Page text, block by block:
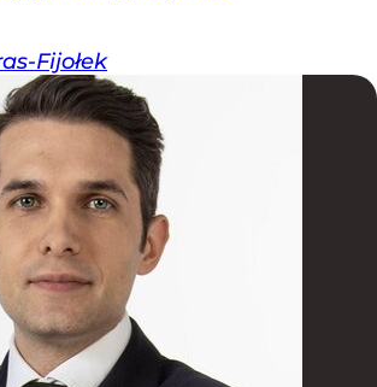
Fijołek